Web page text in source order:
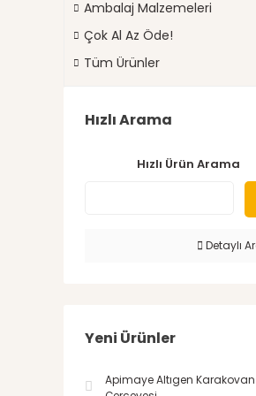
Ambalaj Malzemeleri
Çok Al Az Öde!
Tüm Ürünler
Hızlı Arama
Hızlı Ürün Arama
Detaylı
Yeni Ürünler
Apimaye Altıgen Karakovan